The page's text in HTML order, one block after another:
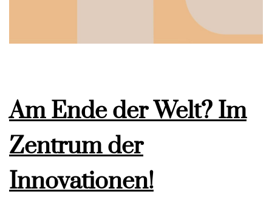
Am Ende der Welt? Im
Zentrum der
Innovationen!